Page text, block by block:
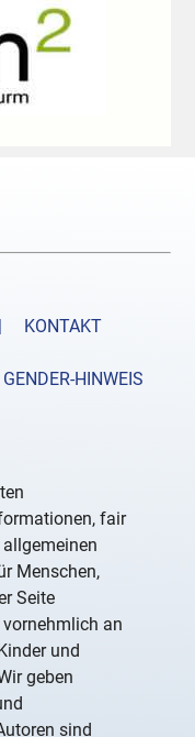
KONTAKT
HINWEIS
fair
Menschen,
Seite
an
und
geben
sind